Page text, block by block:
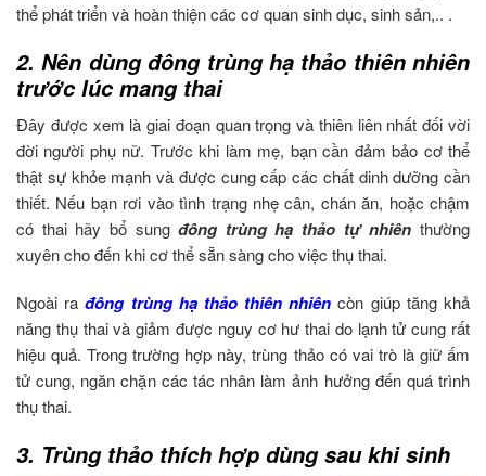
thể phát triển và hoàn thiện các cơ quan sinh dục, sinh sản,.. .
2. Nên dùng đông trùng hạ thảo thiên nhiên
trước lúc mang thai
Đây được xem là giai đoạn quan trọng và thiên liên nhất đối vời
đời người phụ nữ. Trước khi làm mẹ, bạn cần đảm bảo cơ thể
thật sự khỏe mạnh và được cung cấp các chất dinh dưỡng cần
thiết. Nếu bạn rơi vào tình trạng nhẹ cân, chán ăn, hoặc chậm
có thai hãy bổ sungđông trùng hạ thảo tự nhiên thường
xuyên cho đến khi cơ thể sẵn sàng cho việc thụ thai.
Ngoài rađông trùng hạ thảo thiên nhiêncòn giúp tăng khả
năng thụ thai và giảm được nguy cơ hư thai do lạnh tử cung rất
hiệu quả. Trong trường hợp này, trùng thảo có vai trò là giữ ấm
tử cung, ngăn chặn các tác nhân làm ảnh hưởng đến quá trình
thụ thai.
3. Trùng thảo thích hợp dùng sau khi sinh